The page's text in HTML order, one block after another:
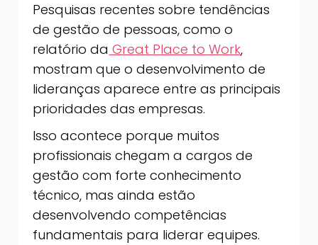
Pesquisas recentes sobre tendências
de gestão de pessoas, como o
relatório da Great Place to Work,
mostram que o desenvolvimento de
lideranças aparece entre as principais
prioridades das empresas.
Isso acontece porque muitos
profissionais chegam a cargos de
gestão com forte conhecimento
técnico, mas ainda estão
desenvolvendo competências
fundamentais para liderar equipes.